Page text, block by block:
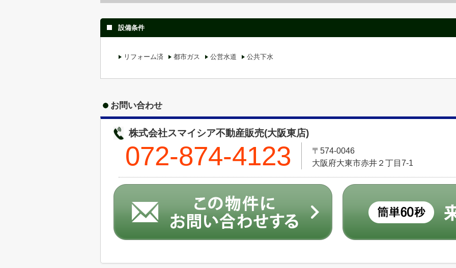
設備条件
リフォーム済 都市ガス 公営水道 公共下水
お問い合わせ
株式会社スマイシア不動産販売(大阪東店)
072-874-4123
〒574-0046
大阪府大東市赤井２丁目7-1